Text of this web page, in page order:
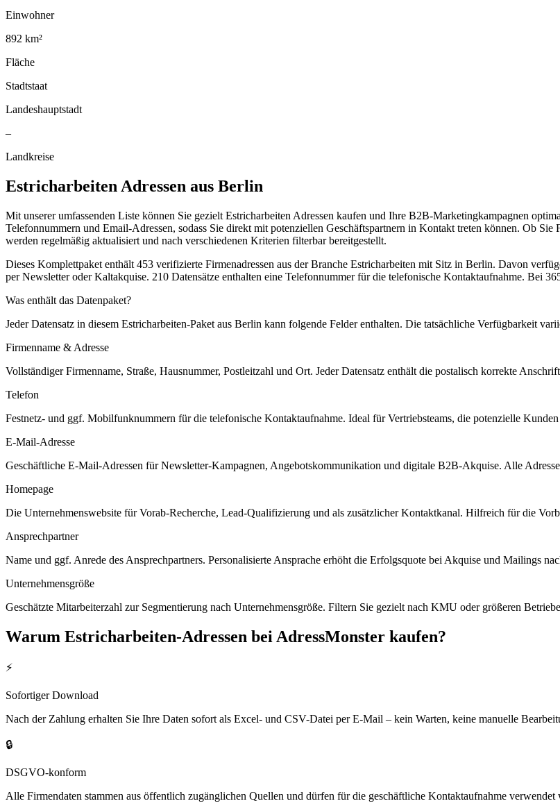
Einwohner
892 km²
Fläche
Stadtstaat
Landeshauptstadt
–
Landkreise
Estricharbeiten Adressen aus Berlin
Mit unserer umfassenden Liste können Sie gezielt Estricharbeiten Adressen kaufen und Ihre B2B-Marketingkampagnen
Telefonnummern und Email-Adressen, sodass Sie direkt mit potenziellen Geschäftspartnern in Kontakt treten können. Ob
werden regelmäßig aktualisiert und nach verschiedenen Kriterien filterbar bereitgestellt.
Dieses Komplettpaket enthält 453 verifizierte Firmenadressen aus der Branche Estricharbeiten mit Sitz in Berlin. Davon
per Newsletter oder Kaltakquise. 210 Datensätze enthalten eine Telefonnummer für die telefonische Kontaktaufnahme. Bei
Was enthält das Datenpaket?
Jeder Datensatz in diesem Estricharbeiten-Paket aus Berlin kann folgende Felder enthalten. Die tatsächliche Verfügbarkeit
Firmenname & Adresse
Vollständiger Firmenname, Straße, Hausnummer, Postleitzahl und Ort. Jeder Datensatz enthält die postalisch korrekte
Telefon
Festnetz- und ggf. Mobilfunknummern für die telefonische Kontaktaufnahme. Ideal für Vertriebsteams, die potenzielle
E-Mail-Adresse
Geschäftliche E-Mail-Adressen für Newsletter-Kampagnen, Angebotskommunikation und digitale B2B-Akquise. Alle
Homepage
Die Unternehmenswebsite für Vorab-Recherche, Lead-Qualifizierung und als zusätzlicher Kontaktkanal. Hilfreich für die
Ansprechpartner
Name und ggf. Anrede des Ansprechpartners. Personalisierte Ansprache erhöht die Erfolgsquote bei Akquise und Mailings
Unternehmensgröße
Geschätzte Mitarbeiterzahl zur Segmentierung nach Unternehmensgröße. Filtern Sie gezielt nach KMU oder größeren
Warum Estricharbeiten-Adressen bei AdressMonster kaufen?
⚡
Sofortiger Download
Nach der Zahlung erhalten Sie Ihre Daten sofort als Excel- und CSV-Datei per E-Mail – kein Warten, keine manuelle
🔒
DSGVO-konform
Alle Firmendaten stammen aus öffentlich zugänglichen Quellen und dürfen für die geschäftliche Kontaktaufnahme verwendet